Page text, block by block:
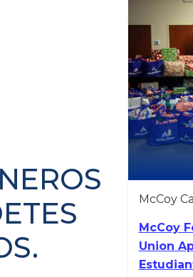
McCoy
McCoy
Union